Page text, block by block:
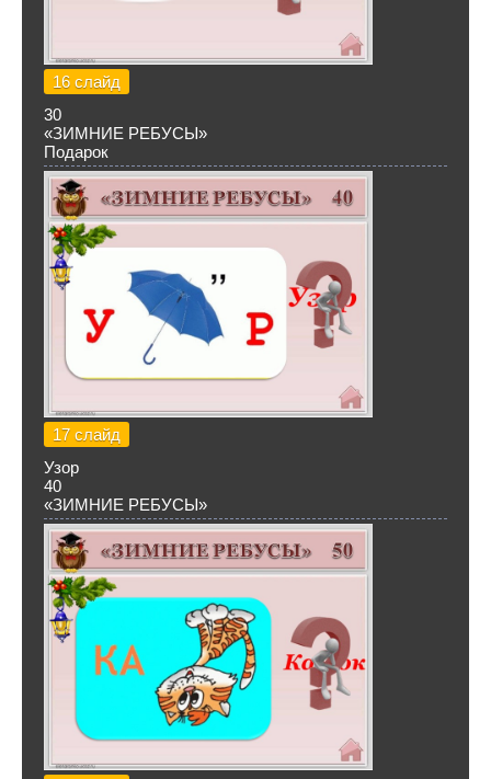
16 слайд
30
«ЗИМНИЕ РЕБУСЫ»
Подарок
17 слайд
Узор
40
«ЗИМНИЕ РЕБУСЫ»